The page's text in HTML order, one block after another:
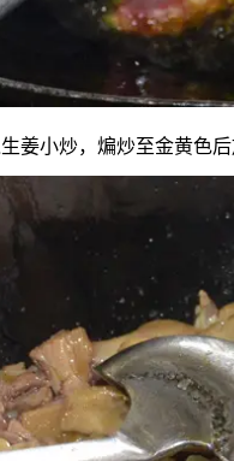
姜小炒，煸炒至金黄色